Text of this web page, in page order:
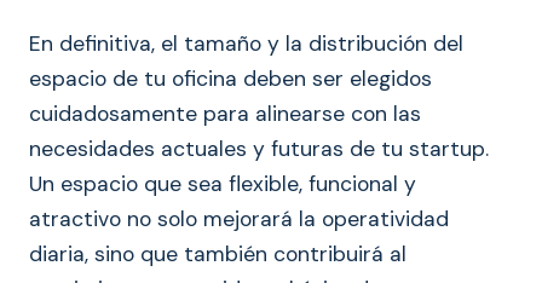
En definitiva, el tamaño y la distribución del
espacio de tu oficina deben ser elegidos
cuidadosamente para alinearse con las
necesidades actuales y futuras de tu startup.
Un espacio que sea flexible, funcional y
atractivo no solo mejorará la operatividad
diaria, sino que también contribuirá al